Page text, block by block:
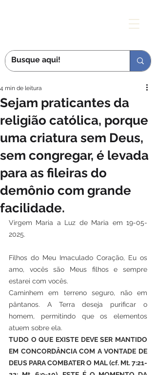
Sejam praticantes da
religião católica, porque
uma criatura sem Deus,
sem congregar, é levada
para as fileiras do
demônio com grande
facilidade.
4 min de leitura
Virgem Maria a Luz de Maria em 19-05-
2025.
Filhos do Meu Imaculado Coração, Eu os
amo, vocês são Meus filhos e sempre
estarei com vocês.
Caminhem em terreno seguro, não em
pântanos. A Terra deseja purificar o
homem, permitindo que os elementos
atuem sobre ela.
TUDO O QUE EXISTE DEVE SER MANTIDO
EM CONCORDÂNCIA COM A VONTADE DE
DEUS PARA COMBATER O MAL (cf. Mt. 7:21-